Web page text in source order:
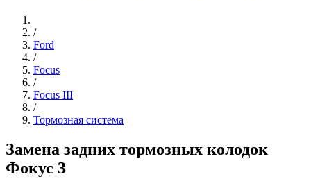
/
Ford
/
Focus
/
Focus III
/
Тормозная система
Замена задних тормозных колодок
Фокус 3